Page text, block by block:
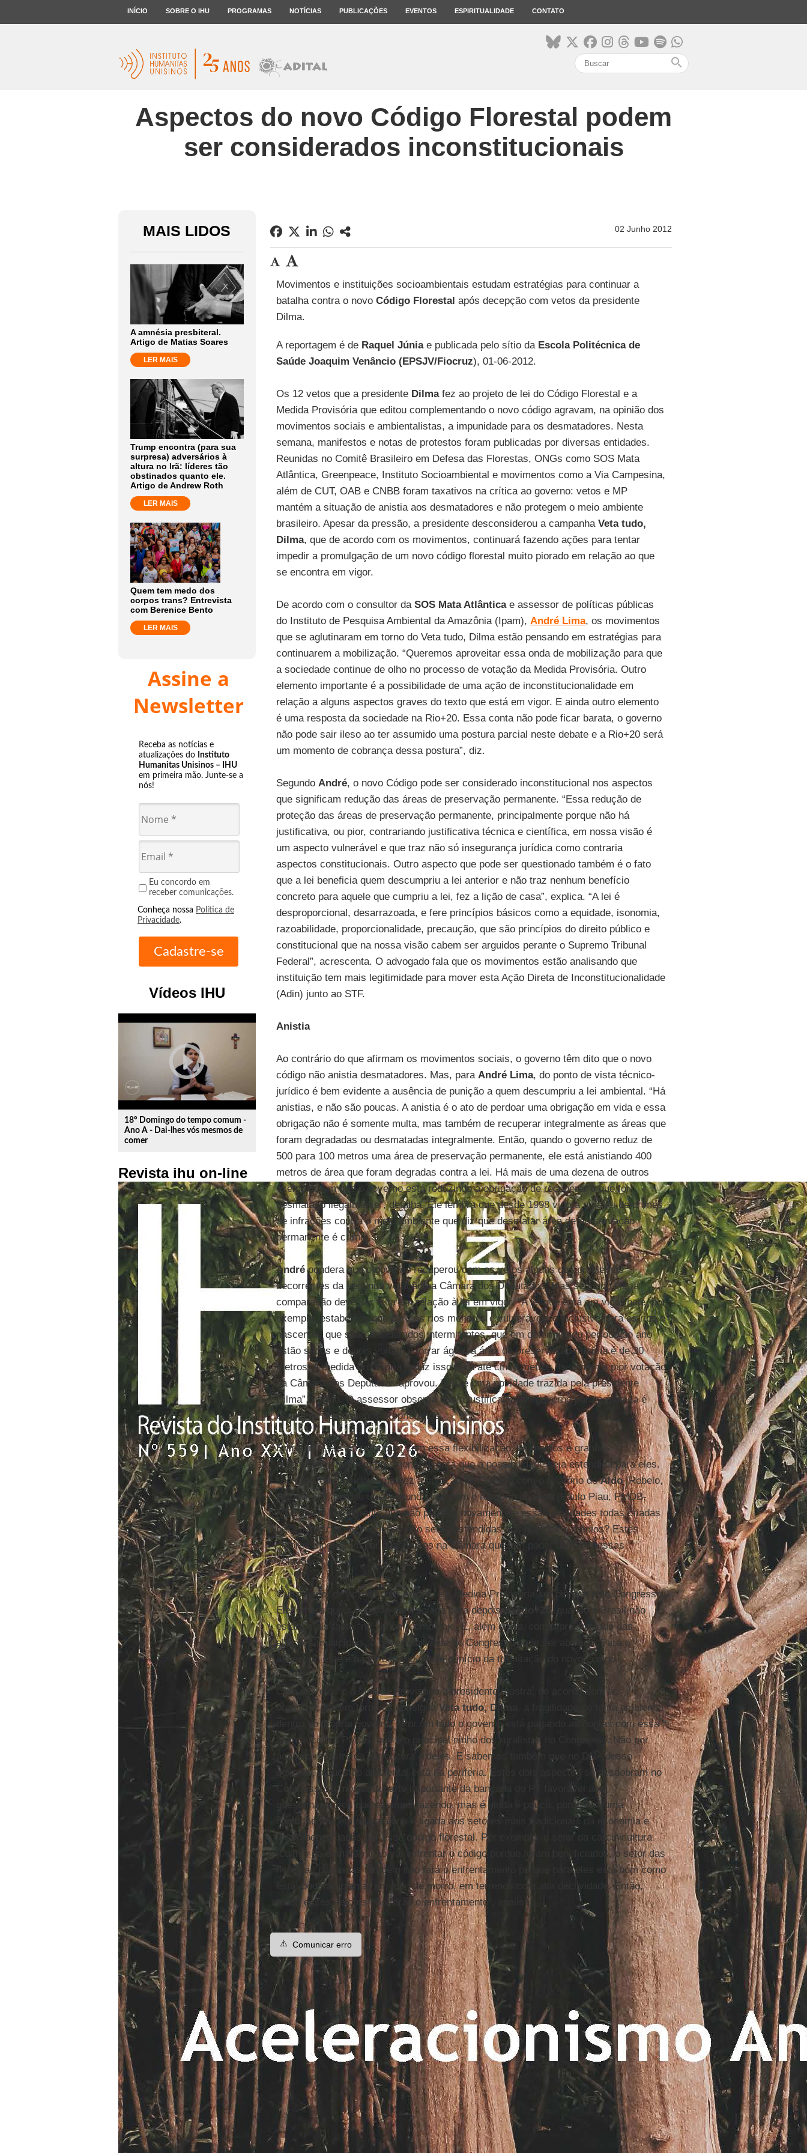
INÍCIO SOBRE O IHU PROGRAMAS NOTÍCIAS PUBLICAÇÕES EVENTOS ESPIRITUALIDADE CONTATO
search
Aspectos do novo Código Florestal podem
ser considerados inconstitucionais
MAIS LIDOS
A amnésia presbiteral.
Artigo de Matias Soares
LER MAIS
Trump encontra (para sua
surpresa) adversários à
altura no Irã: líderes tão
obstinados quanto ele.
Artigo de Andrew Roth
LER MAIS
Quem tem medo dos
corpos trans? Entrevista
com Berenice Bento
LER MAIS
Assine a
Newsletter
Receba as notícias e
atualizações do Instituto
Humanitas Unisinos – IHU
em primeira mão. Junte-se a
nós!
Eu concordo em
receber comunicações.
Conheça nossa Política de
Privacidade.
Vídeos IHU
play_circle_outline
18º Domingo do tempo comum -
Ano A - Dai-lhes vós mesmos de
comer
Revista ihu on-line
02 Junho 2012
Movimentos e instituições socioambientais estudam estratégias para continuar a
batalha contra o novo Código Florestal após decepção com vetos da presidente
Dilma.
A reportagem é de Raquel Júniae publicada pelo sítio da Escola Politécnica de
Saúde Joaquim Venâncio (EPSJV/Fiocruz), 01-06-2012.
Os 12 vetos que a presidente Dilma fez ao projeto de lei do Código Florestal e a
Medida Provisória que editou complementando o novo código agravam, na opinião dos
movimentos sociais e ambientalistas, a impunidade para os desmatadores. Nesta
semana, manifestos e notas de protestos foram publicadas por diversas entidades.
Reunidas no Comitê Brasileiro em Defesa das Florestas, ONGs como SOS Mata
Atlântica, Greenpeace, Instituto Socioambiental e movimentos como a Via Campesina,
além de CUT, OAB e CNBB foram taxativos na crítica ao governo: vetos e MP
mantém a situação de anistia aos desmatadores e não protegem o meio ambiente
brasileiro. Apesar da pressão, a presidente desconsiderou a campanha Veta tudo,
Dilma, que de acordo com os movimentos, continuará fazendo ações para tentar
impedir a promulgação de um novo código florestal muito piorado em relação ao que
se encontra em vigor.
De acordo com o consultor da SOS Mata Atlânticae assessor de políticas públicas
do Instituto de Pesquisa Ambiental da Amazônia (Ipam), André Lima, os movimentos
que se aglutinaram em torno do Veta tudo, Dilma estão pensando em estratégias para
continuarem a mobilização. “Queremos aproveitar essa onda de mobilização para que
a sociedade continue de olho no processo de votação da Medida Provisória. Outro
elemento importante é a possibilidade de uma ação de inconstitucionalidade em
relação a alguns aspectos graves do texto que está em vigor. E ainda outro elemento
é uma resposta da sociedade na Rio+20. Essa conta não pode ficar barata, o governo
não pode sair ileso ao ter assumido uma postura parcial neste debate e a Rio+20 será
um momento de cobrança dessa postura”, diz.
Segundo André, o novo Código pode ser considerado inconstitucional nos aspectos
que significam redução das áreas de preservação permanente. “Essa redução de
proteção das áreas de preservação permanente, principalmente porque não há
justificativa, ou pior, contrariando justificativa técnica e científica, em nossa visão é
um aspecto vulnerável e que traz não só insegurança jurídica como contraria
aspectos constitucionais. Outro aspecto que pode ser questionado também é o fato
que a lei beneficia quem descumpriu a lei anterior e não traz nenhum benefício
concreto para aquele que cumpriu a lei, fez a lição de casa”, explica. “A lei é
desproporcional, desarrazoada, e fere princípios básicos como a equidade, isonomia,
razoabilidade, proporcionalidade, precaução, que são princípios do direito público e
constitucional que na nossa visão cabem ser arguidos perante o Supremo Tribunal
Federal”, acrescenta. O advogado fala que os movimentos estão analisando que
instituição tem mais legitimidade para mover esta Ação Direta de Inconstitucionalidade
(Adin) junto ao STF.
Anistia
Ao contrário do que afirmam os movimentos sociais, o governo têm dito que o novo
código não anistia desmatadores. Mas, para André Lima, do ponto de vista técnico-
jurídico é bem evidente a ausência de punição a quem descumpriu a lei ambiental. “Há
anistias, e não são poucas. A anistia é o ato de perdoar uma obrigação em vida e essa
obrigação não é somente multa, mas também de recuperar integralmente as áreas que
foram degradadas ou desmatadas integralmente. Então, quando o governo reduz de
500 para 100 metros uma área de preservação permanente, ele está anistiando 400
metros de área que foram degradas contra a lei. Há mais de uma dezena de outros
exemplos em que o governo está reduzindo a obrigação de recuperar o que foi
desmatado ilegalmente”, detalha. Ele lembra que desde 1998 vigora uma lei de crimes
de infrações contra o meio ambiente que diz que desmatar área de preservação
permanente é crime.
Andrépondera que o governo recuperou com os vetos alguns dos problemas
decorrentes da segunda votação na Câmara dos Deputados. Mas,segundo ele, a
comparação deve ser feita em relação à lei em vigor. “A lei que está em vigor hoje, por
exemplo, estabelece que para os rios menores e vulneráveis e inclusive para os rios e
nascentes que são considerados intermitentes, que em determinado período do ano
estão secos e depois voltam a jorrar água, a área de preservação mínima é de 30
metros. A medida provisória reduz isso para até cinco metros, isso nem a pior votação
da Câmara dos Deputados aprovou. Isso é uma novidade trazida pela presidente
Dilma”, afirma. O assessor observa que a justificativa do governo para a medida é
beneficiar os pequenos proprietários.
Entretanto, ele acredita que, com essa flexibilização, os médios e grandes
proprietários também pressionarão para que a possibilidade seja estendida para eles.
“Se o governo perdeu uma vez a votação na Câmara com o relatório doAldo[Rebelo,
PCdoB-SP], perdeu uma segunda vez com o relatório do
[Paulo Piau, PMDB-
MG], quem nos garante que não perderá novamente e essas novidades todas criadas
para beneficiar os pequenos não serão estendidas aos grandes e médios? Estes
setores mostraram por duas vezes na Câmara que tem poder de fogo nessas
votações”.
Outro risco, de acordo comAndré, é a Medida Provisória ser piorada pelo Congresso.
Ele lembra que a votação será adiada para depois daRio+20 , quando o Brasil não
estará mais tanto “na vitrine” como hoje. E, além disso, com a proximidade das
eleições municipais, a governabilidade no Congresso pode ser abalada. Para o
assessor, este é o pior cenário desde o início da tramitação do novo código.
Com os vetos e a Medida Provisória a presidente mostra, de acordo com as
organizações em torno da consignaVeta tudo, Dilma
, a fragilidade do tema ambiental
dentro do próprio governo. “Por um lado o governo está pagando as contas com essa
aliança com o PMDB, que é o principal ninho dos ruralistas no Congresso. Não por
acaso o ministro da agricultura é deles. E sabemos também que no DNA desse
governo, a questão ambiental está na periferia. Estes dois aspectos se desdobram no
Congresso, temos uma parte importante da bancada do PT favorável aos
questionamentos que estamos fazendo, mas é ainda é pouco, porque há uma
oposição que em sua maioria é ligada aos setores mais tradicionais da economia e
foram beneficiados por esse código florestal. Por exemplo, o setor da carcinicultura
[cultivo de camarão] não vai enfrentar o código porque foram beneficiados, o setor das
florestas plantadas também não fará o enfrentamento porque para eles está bom como
está, poderão plantar em topo de morro, em terrenos com alta declividade. Então,
todos esses setores não farão o enfrentamento”, analisa.
⚠️ Comunicar erro